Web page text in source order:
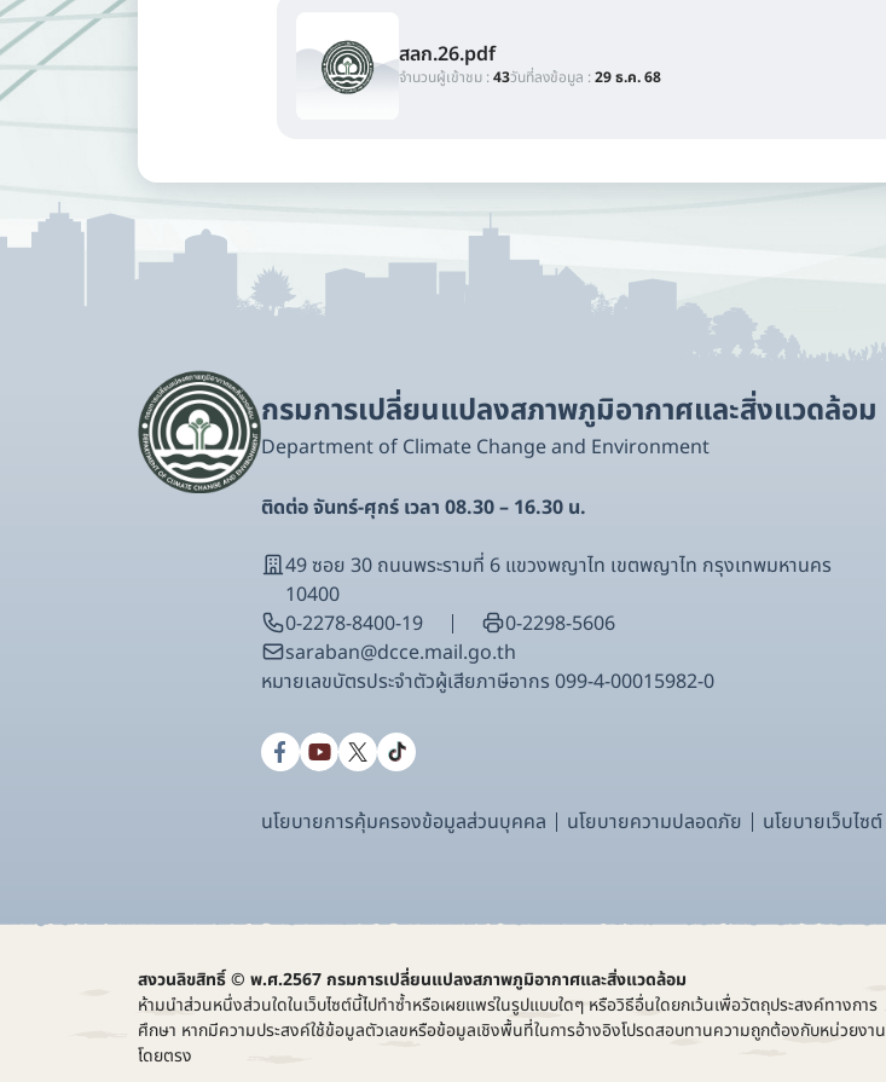
สลก.26.pdf
จำนวนผู้เข้าชม :43วันที่ลงข้อมูล :29 ธ.ค. 68
กรมการเปลี่ยนแปลงสภาพภูมิอากาศและสิ่งแวดล้อม
Department of Climate Change and Environment
ติดต่อ จันทร์-ศุกร์ เวลา 08.30 – 16.30 น.
49 ซอย 30 ถนนพระรามที่ 6 แขวงพญาไท เขตพญาไท กรุงเทพมหานคร
10400
0-2278-8400-19
0-2298-5606
saraban@dcce.mail.go.th
หมายเลขบัตรประจําตัวผู้เสียภาษีอากร 099-4-00015982-0
นโยบายการคุ้มครองข้อมูลส่วนบุคคล นโยบายความปลอดภัย นโยบายเว็บไซต์
สงวนลิขสิทธิ์ © พ.ศ.2567 กรมการเปลี่ยนแปลงสภาพภูมิอากาศและสิ่งแวดล้อม
ห้ามนำส่วนหนึ่งส่วนใดในเว็บไซต์นี้ไปทำซ้ำหรือเผยแพร่ในรูปแบบใดๆ หรือวิธีอื่นใดยกเว้นเพื่อวัตถุประสงค์ทางการ
ศึกษา หากมีความประสงค์ใช้ข้อมูลตัวเลขหรือข้อมูลเชิงพื้นที่ในการอ้างอิงโปรดสอบทานความถูกต้องกับหน่วยงาน
โดยตรง